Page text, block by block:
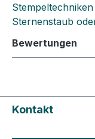
Sternenstaub
Bewertungen
Kontakt